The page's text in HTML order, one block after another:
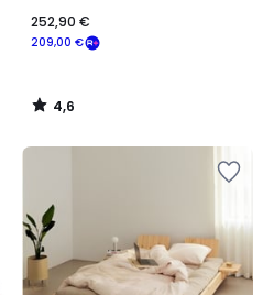
209,00 €
252,90 €
4,6
/